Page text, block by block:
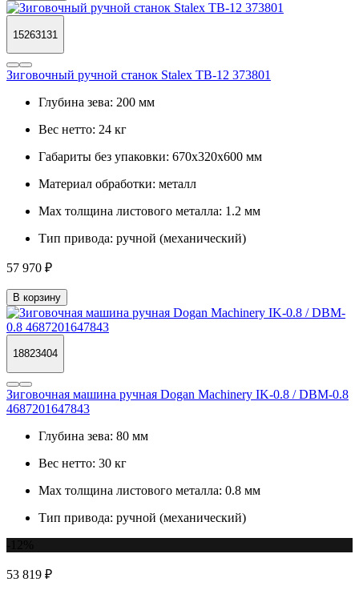
15263131
Зиговочный ручной станок Stalex TB-12 373801
Глубина зева: 200 мм
Вес нетто: 24 кг
Габариты без упаковки: 670х320х600 мм
Материал обработки: металл
Max толщина листового металла: 1.2 мм
Тип привода: ручной (механический)
57 970 ₽
В корзину
18823404
Зиговочная машина ручная Dogan Machinery IK-0.8 / DBM-0.8
4687201647843
Глубина зева: 80 мм
Вес нетто: 30 кг
Max толщина листового металла: 0.8 мм
Тип привода: ручной (механический)
53 819 ₽